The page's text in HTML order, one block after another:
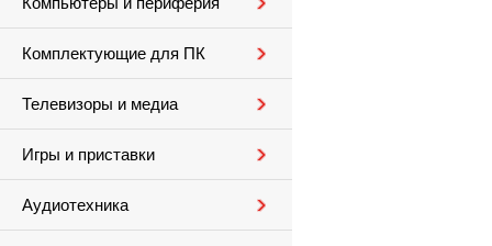
Комплектующие для ПК
Телевизоры и медиа
Игры и приставки
Аудиотехника